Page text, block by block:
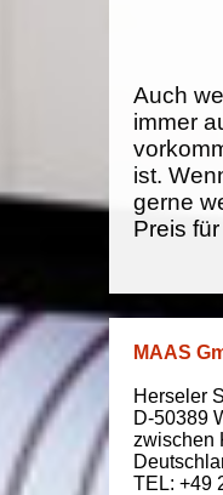
Auch
immer
ist.
gerne
Preis
MAAS
Herseler
D-50389
zwischen
TEL: +49